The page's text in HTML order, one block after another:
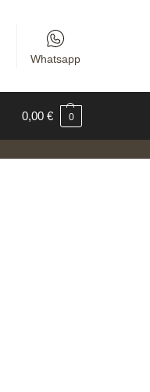
Whatsapp
0,00 € 0